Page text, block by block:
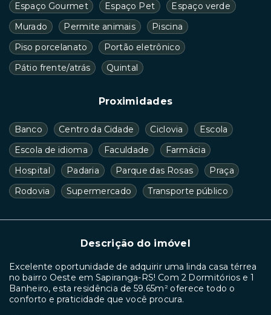
Espaço Gourmet
Espaço Pet
Espaço verde
Murado
Permite animais
Piscina
Piso porcelanato
Portão eletrônico
Pátio frente/atrás
Quintal
Proximidades
Banco Centro da Cidade Ciclovia
Escola
Escola de idioma
Faculdade
Farmácia
Hospital
Padaria Parque das Rosas
Praça
Rodovia
Supermercado Transporte público
Descrição do imóvel
Excelente oportunidade de adquirir uma linda casa térrea
no bairro Oeste em Sapiranga-RS! Com 2 Dormitórios e 1
Banheiro, esta residência de 59.65m² oferece todo o
conforto e praticidade que você procura.